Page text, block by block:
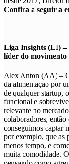
Confira a seguir a
Liga Insights (LI) –
líder do movimento
Alex Anton (AA) –
da alimentação por
de qualquer startup,
funcional e
relevante no
colaboradores,
conseguimos captar
por exemplo, que as
menos tempo, e
muita comodidade.